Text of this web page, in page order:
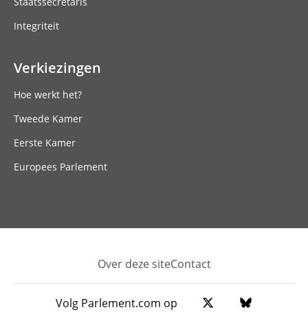
Integriteit
Verkiezingen
Hoe werkt het?
Tweede Kamer
Eerste Kamer
Europees Parlement
Footer
Over deze siteContact
Volg Parlement.com op